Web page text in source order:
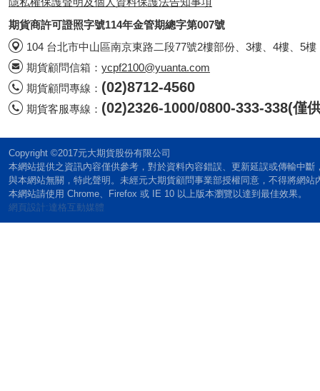
期貨商許可證照字號114年金管期總字第007號
104 台北市中山區南京東路二段77號2樓部份、3樓、4樓、5樓
期貨顧問信箱： ycpf2100@yuanta.com
期貨顧問專線： (02)8712-4560
期貨客服專線： (02)2326-1000/0800-333-338(僅
Copyright ©2017元大期貨股份有限公司
本網站提供之資訊內容僅供參考，對於資料內容錯誤、更新延誤或傳輸中
與本網站無關，特此聲明。未經元大期貨顧問事業部授權同意，不得將網站
本網站請使用 Chrome、Firefox 或 IE 10 以上版本瀏覽以達到最佳效果。
網頁設計:達格互動媒體